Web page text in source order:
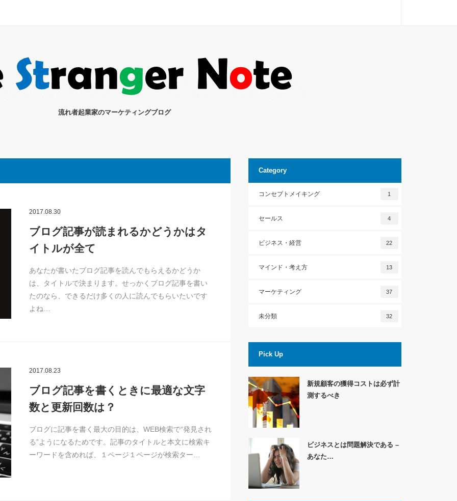
流れ者起業家のマーケティングブログ
2017.08.30
ブログ記事が読まれるかどうかはタ
イトルが全て
あなたが書いたブログ記事を読んでもらえるかどうか
は、タイトルで決まります。せっかくブログ記事を書い
たのなら、できるだけ多くの人に読んでもらいたいです
よね…
2017.08.23
ブログ記事を書くときに最適な文字
数と更新回数は？
ブログに記事を書く最大の目的は、WEB検索で“発見され
る”ようになるためです。記事のタイトルと本文に検索キ
ーワードを含めれば、１ページ１ページが検索ター…
Category
コンセプトメイキング 1
セールス 4
ビジネス・経営 22
マインド・考え方 13
マーケティング 37
未分類 32
Pick Up
新規顧客の獲得コストは必ず計
測するべき
ビジネスとは問題解決である –
あなた…